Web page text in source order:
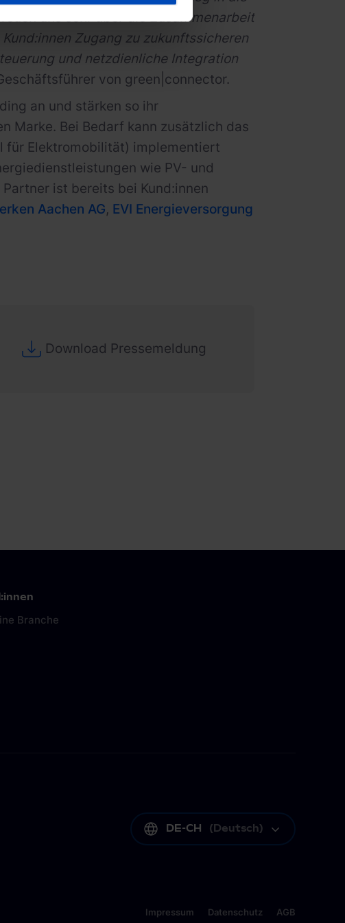
uns sehr über die Zusammenarbeit
Zugang zu zukunftssicheren
und netzdienliche Integration
von green|connector.
an und stärken so ihr
Marke. Bei Bedarf kann zusätzlich das
für Elektromobilität) implementiert
wie PV- und
ist bereits bei Kund:innen
Aachen AG, EVI Energieversorgung
Download Pressemeldung
Branche
DE-CH
(Deutsch)
Impressum Datenschutz AGB